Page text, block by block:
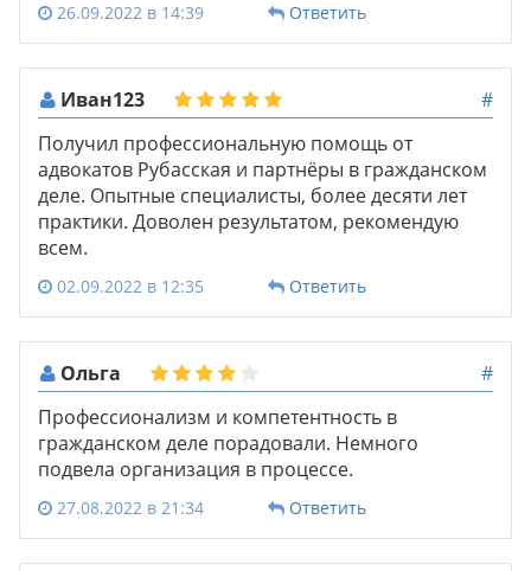
26.09.2022 в 14:39 Ответить
Иван123
#
Получил профессиональную помощь от
адвокатов Рубасская и партнёры в гражданском
деле. Опытные специалисты, более десяти лет
практики. Доволен результатом, рекомендую
всем.
02.09.2022 в 12:35 Ответить
Ольга
#
Профессионализм и компетентность в
гражданском деле порадовали. Немного
подвела организация в процессе.
27.08.2022 в 21:34 Ответить